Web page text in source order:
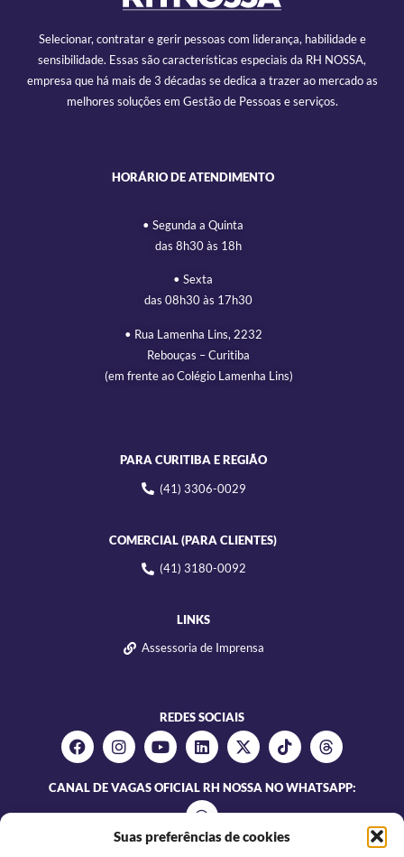
Suas preferências de cookies
Selecionar, contratar e gerir pessoas com liderança, habilidade e
sensibilidade. Essas são características especiais da RH NOSSA,
empresa que há mais de 3 décadas se dedica a trazer ao mercado as
melhores soluções em Gestão de Pessoas e serviços.
HORÁRIO DE ATENDIMENTO
• Segunda a Quinta
das 8h30 às 18h
• Sexta
das 08h30 às 17h30
• Rua Lamenha Lins, 2232
Rebouças – Curitiba
(em frente ao Colégio Lamenha Lins)
PARA CURITIBA E REGIÃO
(41) 3306-0029
COMERCIAL (PARA CLIENTES)
(41) 3180-0092
LINKS
Assessoria de Imprensa
REDES SOCIAIS
CANAL DE VAGAS OFICIAL RH NOSSA NO WHATSAPP: